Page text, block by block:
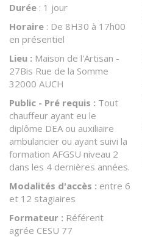
Durée : 1 jour
Horaire : De 8H30 à 17h00
en présentiel
Lieu : Maison de l'Artisan -
27Bis Rue de la Somme
32000 AUCH
Public - Pré requis : Tout
chauffeur ayant eu le
diplôme DEA ou auxiliaire
ambulancier ou ayant suivi la
formation AFGSU niveau 2
dans les 4 dernières années.
Modalités d'accès : entre 6
et 12 stagiaires
Formateur : Référent
agrée CESU 77